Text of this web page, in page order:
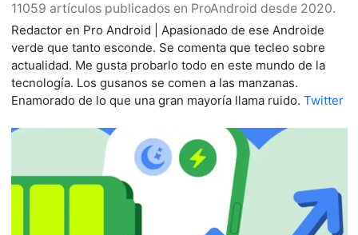
11059 artículos publicados en ProAndroid desde 2020.
Redactor en Pro Android | Apasionado de ese Androide
verde que tanto esconde. Se comenta que tecleo sobre
actualidad. Me gusta probarlo todo en este mundo de la
tecnología. Los gusanos se comen a las manzanas.
Enamorado de lo que una gran mayoría llama ruido. Twitter